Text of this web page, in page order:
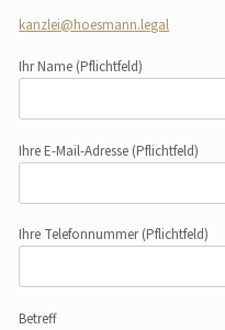
kanzlei@hoesmann.legal
Ihr Name (Pflichtfeld)
Ihre E-Mail-Adresse (Pflichtfeld)
Ihre Telefonnummer(Pflichtfeld)
Betreff